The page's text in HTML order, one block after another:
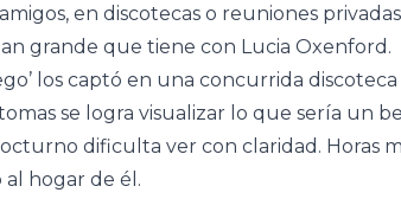
en discotecas o reuniones
grande que tiene con Lucia Oxenford.
los captó en una concurrida
se logra visualizar lo que sería un
dificulta ver con claridad. Horas
hogar de él.